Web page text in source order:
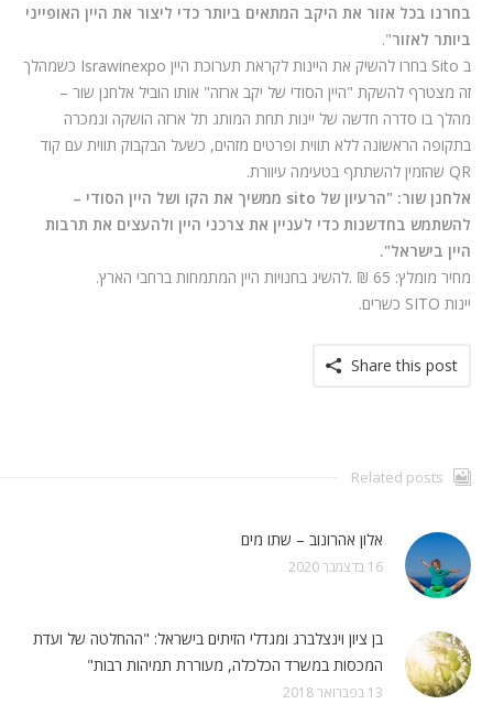
בחרנו בכל אזור את היקב המתאים ביותר כדי ליצור את היין האופייני
ביותר לאזור".
ב Sito בחרו להשיק את היינות לקראת תערוכת היין Israwinexpo כשמהלך
זה מצטרף להשקת "היין הסודי של יקב ארזה" אותו הוביל אלחנן שור –
מהלך בו סדרה חדשה של יינות תחת המותג תל ארזה הושקה ונמכרה
בתקופה הראשונה ללא תווית ופרטים מזהים, כשעל הבקבוק תווית עם קוד
QR שהזמין להשתתף בטעימה עיוורת.
אלחנן שור: "הרעיון של sito ממשיך את הקו ושל היין הסודי –
להשתמש בחדשנות כדי לעניין את צרכני היין ולהעצים את תרבות
היין בישראל".
מחיר מומלץ: 65 ₪ .להשיג בחנויות היין המתמחות ברחבי הארץ.
יינות SITO כשרים.
Share this post
Related posts
אלון אהרונוב – שתו מים
16 בדצמבר 2020
בן ציון וינצלברג ומגדלי הזיתים בישראל: "ההחלטה של ועדת
המכסות במשרד הכלכלה, מעוררת תמיהות רבות"
13 בפברואר 2018